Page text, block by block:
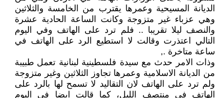
الديانة المسيحية وعمرها يقترب من الخامسة والثلاثين
وهي عزباء غير متزوجة وكانت الساعة الحادية عشرة
والنصف ليلا تقريبا .. فلم ترد على الهاتف وفي اليوم
التالي اعتذرت وقالت لا استطيع الرد على الهاتف في
ساعة متاخرة .,
وذات الامر حدث مع سيدة فلسطينية لبنانية تعمل طبيبة
من الديانة الاسلامية وعمرها تجاوز الثلاثين وغير متزوجة
ولم ترد على الهاتف لان التقاليد لا تسمح لها بالرد على
الهاتف في منتصف الليل، كما قالت ايضا في اليوم